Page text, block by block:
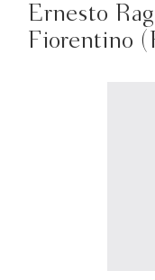
Ernesto
Fiorentino